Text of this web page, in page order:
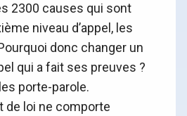
2300 causes qui sont
niveau d’appel, les
donc changer un
qui a fait ses preuves ?
porte-parole.
de loi ne comporte